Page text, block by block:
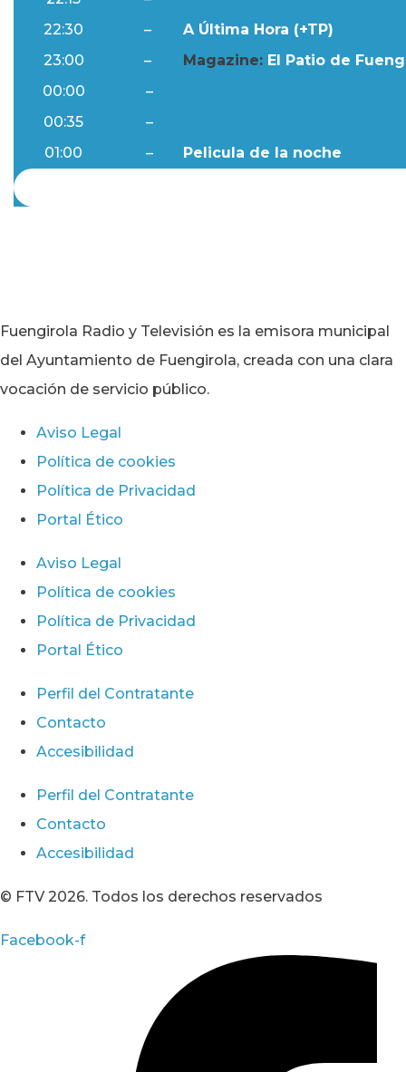
22:30
–
A Última Hora (+TP)
23:00
– Magazine: El Patio de
00:00
–
00:35
–
01:00
– Pelicula de la noche
Fuengirola Radio y Televisión es la emisora municipal
del Ayuntamiento de Fuengirola, creada con una clara
vocación de servicio público.
Aviso Legal
Política de cookies
Política de Privacidad
Portal Ético
Aviso Legal
Política de cookies
Política de Privacidad
Portal Ético
Perfil del Contratante
Contacto
Accesibilidad
Perfil del Contratante
Contacto
Accesibilidad
© FTV 2026. Todos los derechos reservados
Facebook-f